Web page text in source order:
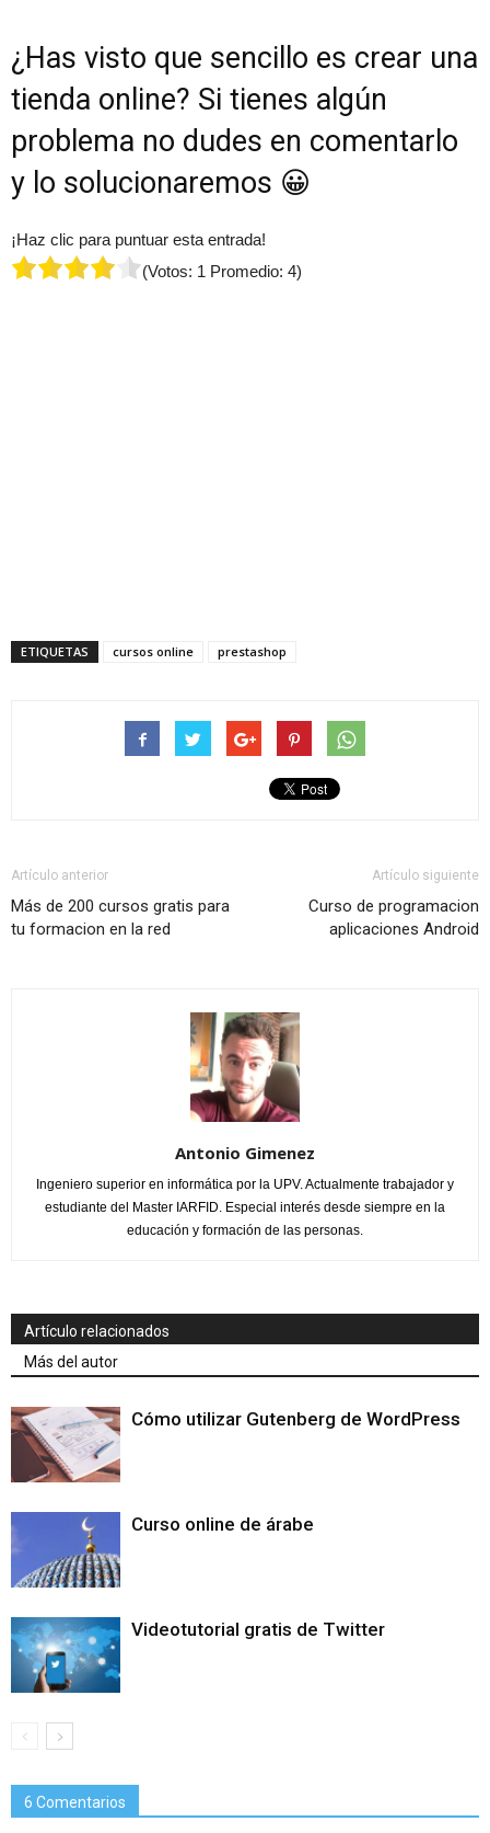
¿Has visto que sencillo es crear una
tienda online? Si tienes algún
problema no dudes en comentarlo
y lo solucionaremos 😀
¡Haz clic para puntuar esta entrada!
(Votos: 1 Promedio: 4)
ETIQUETAS cursos online prestashop
Artículo anterior
Más de 200 cursos gratis para
tu formacion en la red
Artículo siguiente
Curso de programacion
aplicaciones Android
Antonio Gimenez
Ingeniero superior en informática por la UPV. Actualmente trabajador y
estudiante del Master IARFID. Especial interés desde siempre en la
educación y formación de las personas.
Artículo relacionados
Más del autor
Cómo utilizar Gutenberg de WordPress
Curso online de árabe
Videotutorial gratis de Twitter
6 Comentarios